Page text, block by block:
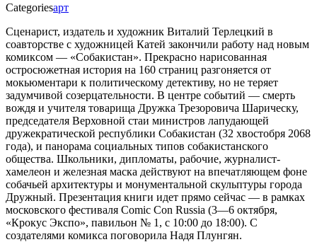
Categoriesарт
Сценарист, издатель и художник Виталий Терлецкий в
соавторстве с художницей Катей закончили работу над новым
комиксом — «Собакистан». Прекрасно нарисованная
остросюжетная история на 160 страниц разгоняется от
мокьюментари к политическому детективу, но не теряет
задумчивой созерцательности. В центре событий — смерть
вождя и учителя товарища Дружка Трезоровича Шарическу,
председателя Верховной стаи министров лапудающей
дружекратической республики Собакистан (32 хвостобря 2068
года), и панорама социальных типов собакистанского
общества. Школьники, дипломаты, рабочие, журналист-
хамелеон и железная маска действуют на впечатляющем фоне
собачьей архитектуры и монументальной скульптуры города
Дружный. Презентация книги идет прямо сейчас — в рамках
московского фестиваля Comic Con Russia (3—6 октября,
«Крокус Экспо», павильон № 1, с 10:00 до 18:00). С
создателями комикса поговорила Надя Плунгян.